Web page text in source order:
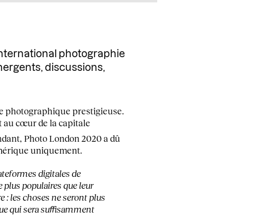
photographie
discussions,
photographique prestigieuse.
au cœur de la capitale
Photo London 2020 a dû
uniquement.
digitales de
plus populaires que leur
: les choses ne seront plus
qui sera suffisamment